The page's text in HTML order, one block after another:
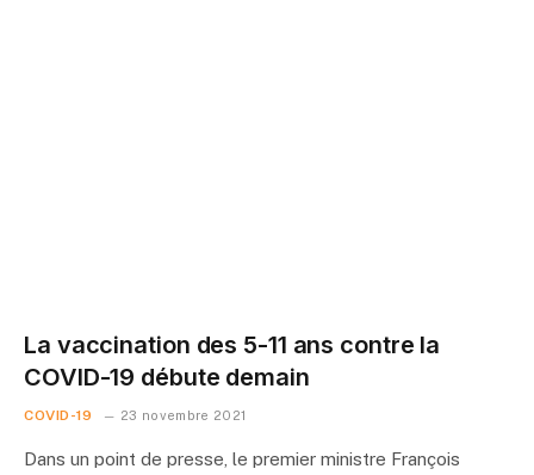
La vaccination des 5-11 ans contre la
COVID-19 débute demain
COVID-19 23 novembre 2021
Dans un point de presse, le premier ministre François